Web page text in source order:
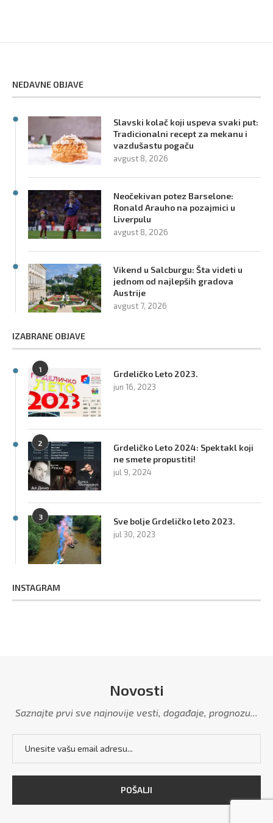
NEDAVNE OBJAVE
Slavski kolač koji uspeva svaki put:
Tradicionalni recept za mekanu i
vazdušastu pogaču
avgust 8, 2026
Neočekivan potez Barselone:
Ronald Arauho na pozajmici u
Liverpulu
avgust 8, 2026
Vikend u Salcburgu: Šta videti u
jednom od najlepših gradova
Austrije
avgust 7, 2026
IZABRANE OBJAVE
1 Grdeličko Leto 2023.
jun 16, 2023
2
Grdeličko Leto 2024: Spektakl koji
ne smete propustiti!
jul 9, 2024
3 Sve bolje Grdeličko leto 2023.
jul 30, 2023
INSTAGRAM
Novosti
Saznajte prvi sve najnovije vesti, događaje, prognozu...